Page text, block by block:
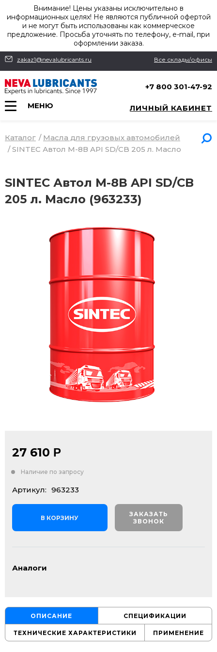
Внимание! Цены указаны исключительно в
информационных целях! Не являются публичной офертой
и не могут быть использованы как коммерческое
предложение. Просьба уточнять по телефону, e-mail, при
оформлении заказа.
zakaz1@nevalubricants.ru Все склады/офисы
+7 800 301-47-92
МЕНЮ ЛИЧНЫЙ КАБИНЕТ
Каталог / Масла для грузовых автомобилей
/ SINTEC Автол М-8В API SD/CB 205 л. Масло
SINTEC Автол М-8В API SD/CB
205 л. Масло (963233)
27 610 Р
Наличие по запросу
Артикул: 963233
В КОРЗИНУ
ЗАКАЗАТЬ
ЗВОНОК
Аналоги
ОПИСАНИЕ СПЕЦИФИКАЦИИ
ТЕХНИЧЕСКИЕ ХАРАКТЕРИСТИКИ ПРИМЕНЕНИЕ